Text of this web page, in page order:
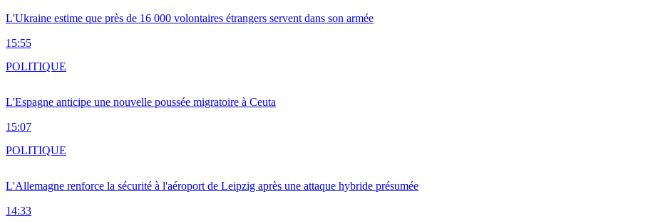
L'Ukraine estime que près de 16 000 volontaires étrangers servent dans son armée
15:55
L'Espagne anticipe une nouvelle poussée migratoire à Ceuta
15:07
POLITIQUE
L'Allemagne renforce la sécurité à l'aéroport de Leipzig après une attaque hybride présumée
14:33
POLITIQUE